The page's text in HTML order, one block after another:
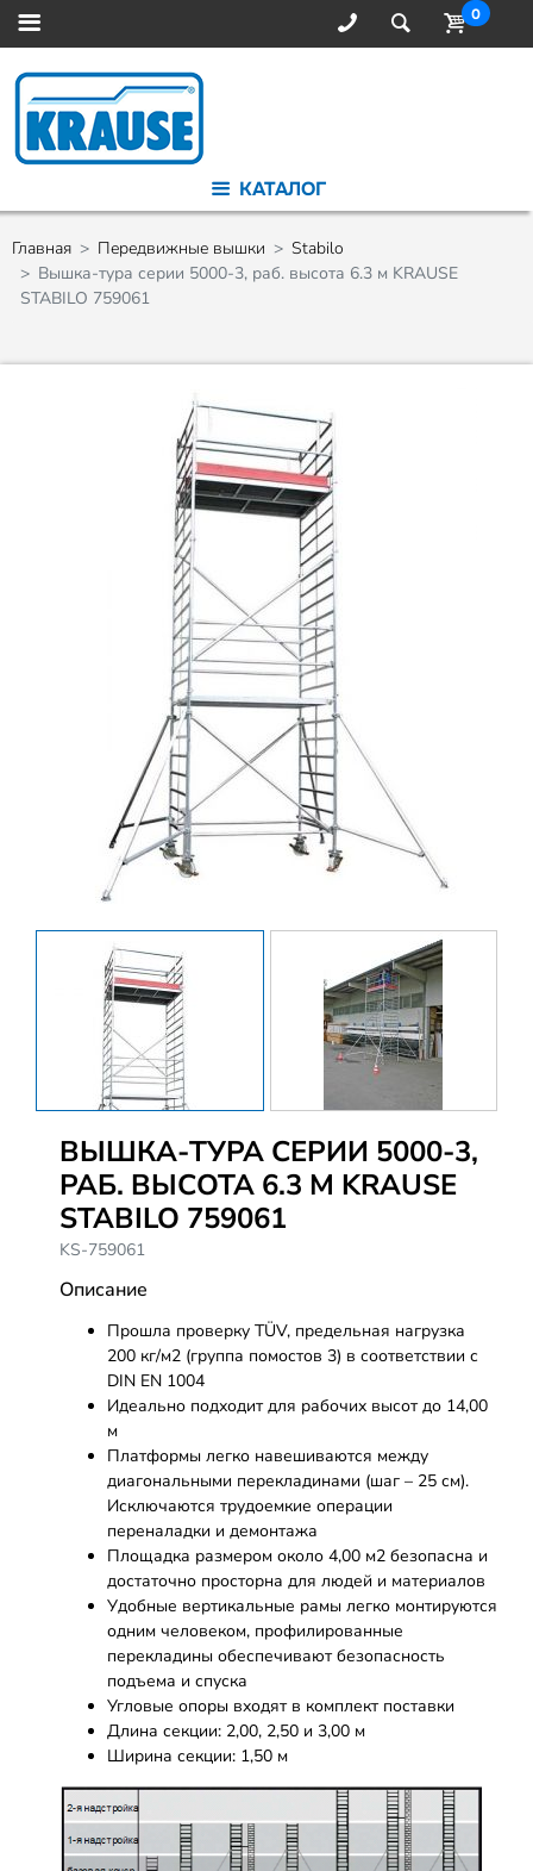
0
КАТАЛОГ
Главная Передвижные вышки
Stabilo
Вышка-тура серии 5000-3, раб. высота 6.3 м KRAUSE
STABILO 759061
ВЫШКА-ТУРА СЕРИИ 5000-3,
РАБ. ВЫСОТА 6.3 М KRAUSE
STABILO 759061
KS-759061
Описание
Прошла проверку TÜV, предельная нагрузка
200 кг/м2 (группа помостов 3) в соответствии с
DIN EN 1004
Идеально подходит для рабочих высот до 14,00
м
Платформы легко навешиваются между
диагональными перекладинами (шаг – 25 см).
Исключаются трудоемкие операции
переналадки и демонтажа
Площадка размером около 4,00 м2 безопасна и
достаточно просторна для людей и материалов
Удобные вертикальные рамы легко монтируются
одним человеком, профилированные
перекладины обеспечивают безопасность
подъема и спуска
Угловые опоры входят в комплект поставки
Длина секции: 2,00, 2,50 и 3,00 м
Ширина секции: 1,50 м